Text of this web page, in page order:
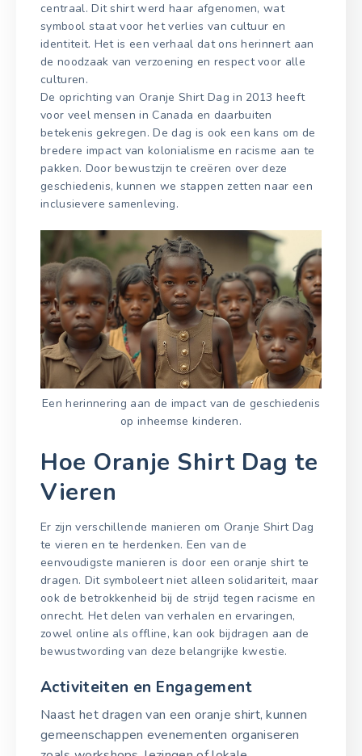
centraal. Dit shirt werd haar afgenomen, wat
symbool staat voor het verlies van cultuur en
identiteit. Het is een verhaal dat ons herinnert aan
de noodzaak van verzoening en respect voor alle
culturen.
De oprichting van Oranje Shirt Dag in 2013 heeft
voor veel mensen in Canada en daarbuiten
betekenis gekregen. De dag is ook een kans om de
bredere impact van kolonialisme en racisme aan te
pakken. Door bewustzijn te creëren over deze
geschiedenis, kunnen we stappen zetten naar een
inclusievere samenleving.
Een herinnering aan de impact van de geschiedenis
op inheemse kinderen.
Hoe Oranje Shirt Dag te
Vieren
Er zijn verschillende manieren om Oranje Shirt Dag
te vieren en te herdenken. Een van de
eenvoudigste manieren is door een oranje shirt te
dragen. Dit symboleert niet alleen solidariteit, maar
ook de betrokkenheid bij de strijd tegen racisme en
onrecht. Het delen van verhalen en ervaringen,
zowel online als offline, kan ook bijdragen aan de
bewustwording van deze belangrijke kwestie.
Activiteiten en Engagement
Naast het dragen van een oranje shirt, kunnen
gemeenschappen evenementen organiseren